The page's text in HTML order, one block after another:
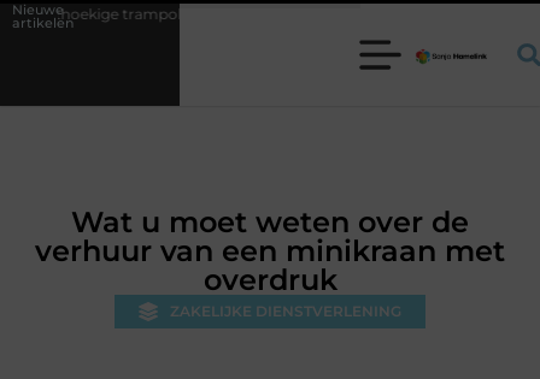
Nieuwe
artikelenkiezen voor jouw tuin
Wat u moet weten over de
verhuur van een minikraan met
overdruk
ZAKELIJKE DIENSTVERLENING